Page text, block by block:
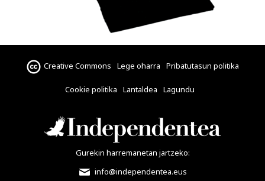
Creative Commons Lege oharra Pribatutasun politika
Cookie politika Lantaldea Lagundu
Gurekin harremanetan jartzeko:
info@independentea.eus